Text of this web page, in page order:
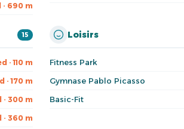
690 m
15
· 110 m
· 170 m
300 m
360 m
Loisirs
Fitness Park
Gymnase Pablo Picasso
Basic-Fit